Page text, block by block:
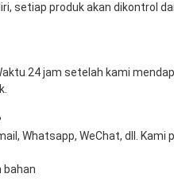
setiap produk akan dikontrol
24 jam setelah kami
Whatsapp, WeChat, dll.
bahan